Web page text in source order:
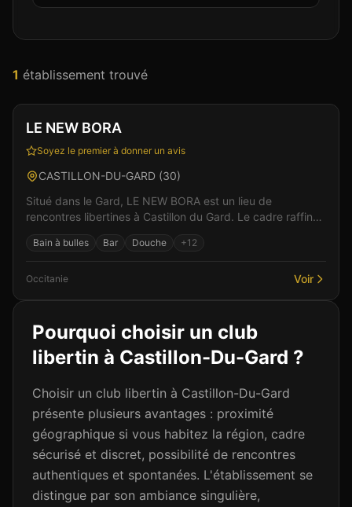
1 établissement trouvé
LE NEW BORA
Soyez le premier à donner un avis
CASTILLON-DU-GARD (30)
Situé dans le Gard, LE NEW BORA est un lieu de
rencontres libertines à Castillon du Gard. Le cadre raffiné
Bain à bulles Bar Douche +12
Occitanie Voir
Pourquoi choisir un club
libertin à Castillon-Du-Gard ?
Choisir un club libertin à Castillon-Du-Gard
présente plusieurs avantages : proximité
géographique si vous habitez la région, cadre
sécurisé et discret, possibilité de rencontres
authentiques et spontanées. L'établissement se
distingue par son ambiance singulière,